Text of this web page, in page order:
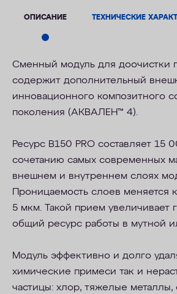
ОПИСАНИЕ ТЕХНИЧЕСКИЕ
Сменный модуль для доочистки
содержит дополнительный
инновационного композитного
поколения (АКВАЛЕН™ 4).
Ресурс В150 PRO составляет 15
сочетанию самых современных
внешнем и внутреннем слоях
Проницаемость слоев меняется
5 мкм. Такой прием увеличивает
общий ресурс работы в мутной
Модуль эффективно и долго
химические примеси так и
частицы: хлор, тяжелые металлы,